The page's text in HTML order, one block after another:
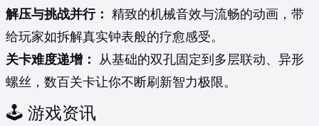
解压与挑战并行： 精致的机械音效与流畅的动画，带
给玩家如拆解真实钟表般的疗愈感受。
关卡难度递增：
从基础的双孔固定到多层联动、异形
螺丝，数百关卡让你不断刷新智力极限。
🕹️ 游戏资讯